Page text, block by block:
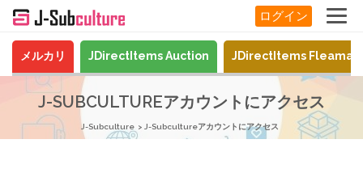
ログイン
メルカリ JDirectItems Auction JDirectItems
J-SUBCULTUREアカウントにアクセス
J-Subculture J-Subcultureアカウントにアクセス